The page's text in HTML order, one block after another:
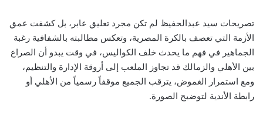
تصريحات سيد عبدالحفيظ لم تكن مجرد تعليق عابر، بل كشفت عمق
الأزمة التي تعصف بالكرة المصرية، وتعكس مطالبته بالشفافية رغبة
الجماهير في فهم ما يحدث خلف الكواليس، في وقت يبدو أن الصراع
بين الأهلي والزمالك قد تجاوز الملعب إلى أروقة الإدارة والتنظيم،
ومع استمرار الغموض، يترقب الجميع موقفاً رسمياً من الأهلي أو
رابطة الأندية لتوضيح الصورة.